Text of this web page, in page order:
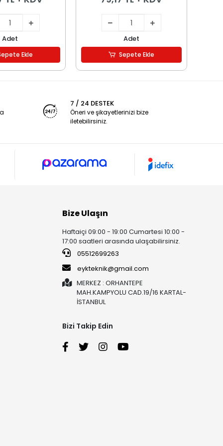
Adet
Ekle
Adet
Sepete Ekle
7 / 24 DESTEK
Öneri ve şikayetlerinizi bize
iletebilirsiniz.
Bize Ulaşın
Haftaiçi 09:00 - 19:00 Cumartesi 10:00 -
17:00 saatleri arasında ulaşabilirsiniz.
05512699263
eykteknik@gmail.com
MERKEZ : ORHANTEPE
MAH.KAMPYOLU CAD.19/16 KARTAL-
İSTANBUL
Bizi Takip Edin